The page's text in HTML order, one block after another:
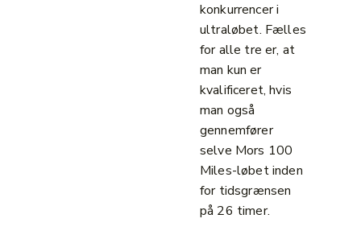
konkurrencer i
ultraløbet. Fælles
for alle tre er, at
man kun er
kvalificeret, hvis
man også
gennemfører
selve Mors 100
Miles-løbet inden
for tidsgrænsen
på 26 timer.